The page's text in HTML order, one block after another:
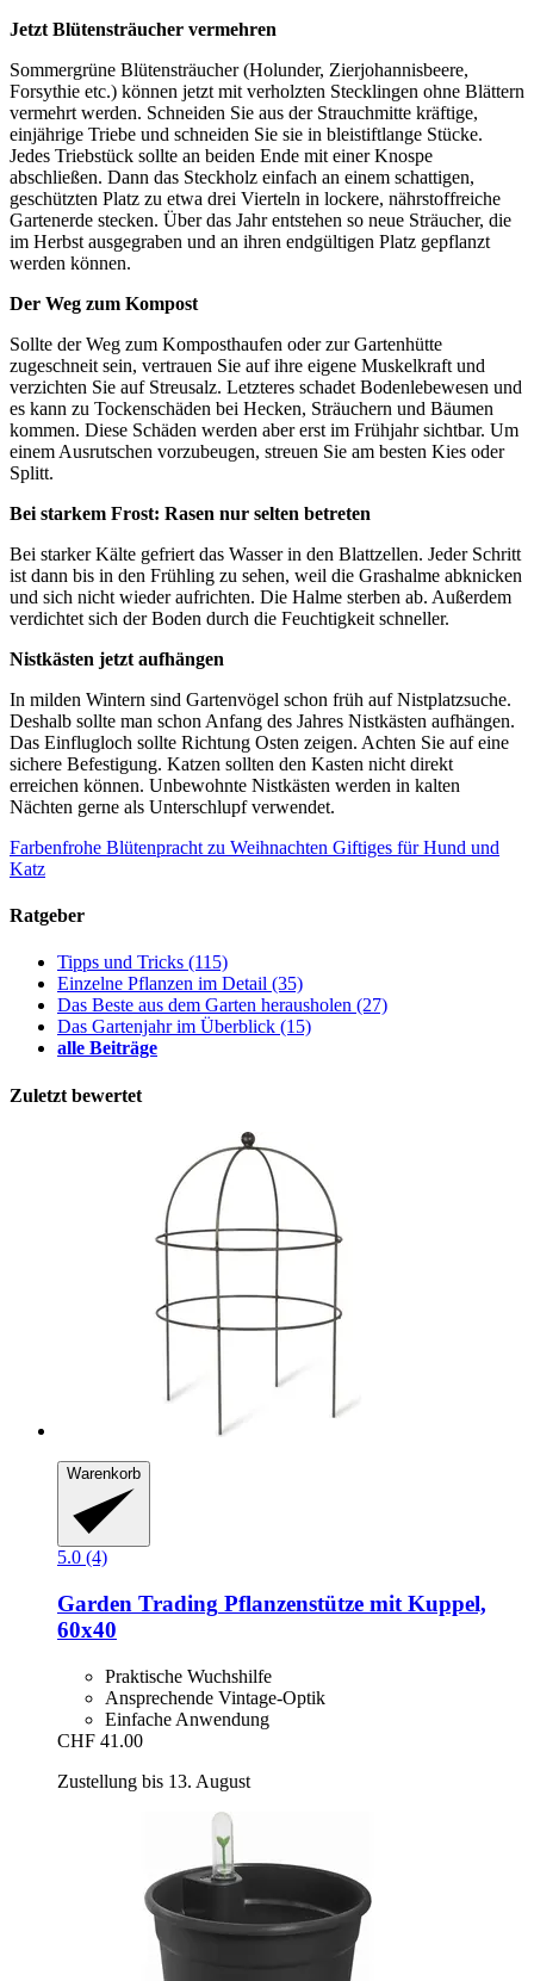
Jetzt Blütensträucher vermehren
Sommergrüne Blütensträucher (Holunder, Zierjohannisbeere,
Forsythie etc.) können jetzt mit verholzten Stecklingen ohne Blättern
vermehrt werden. Schneiden Sie aus der Strauchmitte kräftige,
einjährige Triebe und schneiden Sie sie in bleistiftlange Stücke.
Jedes Triebstück sollte an beiden Ende mit einer Knospe
abschließen. Dann das Steckholz einfach an einem schattigen,
geschützten Platz zu etwa drei Vierteln in lockere, nährstoffreiche
Gartenerde stecken. Über das Jahr entstehen so neue Sträucher, die
im Herbst ausgegraben und an ihren endgültigen Platz gepflanzt
werden können.
Der Weg zum Kompost
Sollte der Weg zum Komposthaufen oder zur Gartenhütte
zugeschneit sein, vertrauen Sie auf ihre eigene Muskelkraft und
verzichten Sie auf Streusalz. Letzteres schadet Bodenlebewesen und
es kann zu Tockenschäden bei Hecken, Sträuchern und Bäumen
kommen. Diese Schäden werden aber erst im Frühjahr sichtbar. Um
einem Ausrutschen vorzubeugen, streuen Sie am besten Kies oder
Splitt.
Bei starkem Frost: Rasen nur selten betreten
Bei starker Kälte gefriert das Wasser in den Blattzellen. Jeder Schritt
ist dann bis in den Frühling zu sehen, weil die Grashalme abknicken
und sich nicht wieder aufrichten. Die Halme sterben ab. Außerdem
verdichtet sich der Boden durch die Feuchtigkeit schneller.
Nistkästen jetzt aufhängen
In milden Wintern sind Gartenvögel schon früh auf Nistplatzsuche.
Deshalb sollte man schon Anfang des Jahres Nistkästen aufhängen.
Das Einflugloch sollte Richtung Osten zeigen. Achten Sie auf eine
sichere Befestigung. Katzen sollten den Kasten nicht direkt
erreichen können. Unbewohnte Nistkästen werden in kalten
Nächten gerne als Unterschlupf verwendet.
Farbenfrohe Blütenpracht zu Weihnachten Giftiges für Hund und
Katz
Ratgeber
Tipps und Tricks (115)
Einzelne Pflanzen im Detail (35)
Das Beste aus dem Garten herausholen (27)
Das Gartenjahr im Überblick (15)
alle Beiträge
Zuletzt bewertet
Warenkorb
5.0 (4)
Garden Trading Pflanzenstütze mit Kuppel,
60x40
Praktische Wuchshilfe
Ansprechende Vintage-Optik
Einfache Anwendung
CHF 41.00
Zustellung bis 13. August